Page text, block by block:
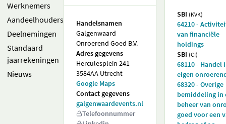
Werknemers
Aandeelhouders
Deelnemingen
Standaard
jaarrekeningen
Nieuws
Handelsnamen
Galgenwaard
Onroerend Goed B.V.
Adres gegevens
Herculesplein 241
3584AA Utrecht
Google Maps
Contact gegevens
galgenwaardevents.nl
Telefoonnummer
SBI (KVK)
64210 -
van financiële
holdings
SBI (CI)
68110 - Handel
eigen
68320 - Overige
bemiddeling in
beheer van
goed voor een